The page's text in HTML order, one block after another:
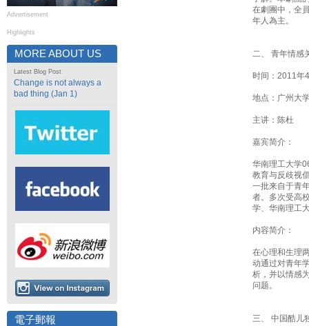
Advertisement
Highlights
MORE ABOUT US
Latest Blog Post
Change is not always a
bad thing (Jan 1)
電子郵報
在劇團中，全
年人為主。
二、 青年情感
时间：2011年
地点：广州大
主讲：陈杜
嘉宾简介：
华南理工大学
教育与反歧视
一批来自于青
者。多次受高
学、华南理工
内容简介：
在心理和生理
动通过对青年
析，并以情感
问题。
三、 中国酷儿